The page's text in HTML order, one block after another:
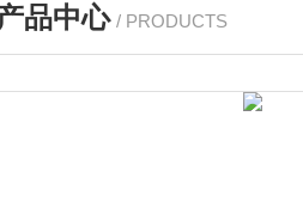
品中心 / PRODUCTS